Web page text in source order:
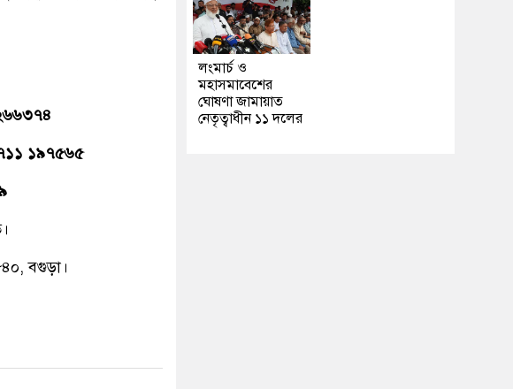
১৯৭৫৬৫
বগুড়া।
লংমার্চ ও
মহাসমাবেশের
ঘোষণা জামায়াত
নেতৃত্বাধীন ১১ দলের